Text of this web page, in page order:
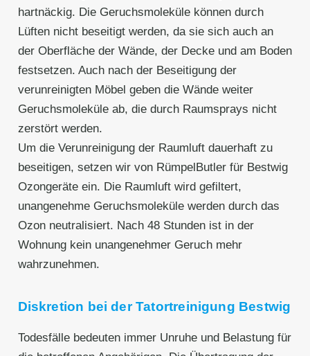
hartnäckig. Die Geruchsmoleküle können durch
Lüften nicht beseitigt werden, da sie sich auch an
der Oberfläche der Wände, der Decke und am Boden
festsetzen. Auch nach der Beseitigung der
verunreinigten Möbel geben die Wände weiter
Geruchsmoleküle ab, die durch Raumsprays nicht
zerstört werden.
Um die Verunreinigung der Raumluft dauerhaft zu
beseitigen, setzen wir von RümpelButler für Bestwig
Ozongeräte ein. Die Raumluft wird gefiltert,
unangenehme Geruchsmoleküle werden durch das
Ozon neutralisiert. Nach 48 Stunden ist in der
Wohnung kein unangenehmer Geruch mehr
wahrzunehmen.
Diskretion bei der Tatortreinigung Bestwig
Todesfälle bedeuten immer Unruhe und Belastung für